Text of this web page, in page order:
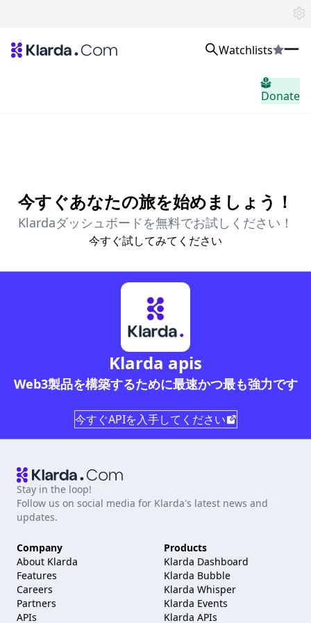
Watchlists
Products
Watchlists
The most powerful crypto watchlist to track top coins fast!
Advertise
Work with Klarda Media to growth users & branding
サインイン
Donate
今すぐあなたの旅を始めましょう！
Klardaダッシュボードを無料でお試しください！
今すぐ試してみてください
Klarda apis
Web3製品を構築するために最速かつ最も強力です
今すぐAPIを入手してください
Stay in the loop!
Follow us on social media for Klarda's latest news and
updates.
Company
About Klarda
Features
Careers
Partners
APIs
Products
Klarda Dashboard
Klarda Bubble
Klarda Whisper
Klarda Events
Klarda APIs